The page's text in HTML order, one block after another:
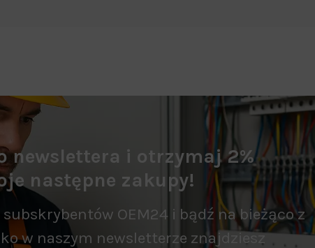
newslettera i otrzymaj 2%
następne zakupy!
subskrybentów OEM24 i bądź na bieżąco z
w naszym newsletterze znajdziesz